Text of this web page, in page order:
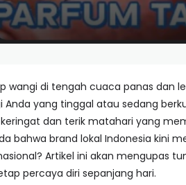
wangi di tengah cuaca panas dan
Anda yang tinggal atau sedang
dan terik matahari yang
bahwa brand lokal Indonesia kini
Artikel ini akan mengupas
percaya diri sepanjang hari.